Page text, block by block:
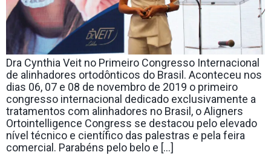
Dra Cynthia Veit no Primeiro Congresso Internacional
de alinhadores ortodônticos do Brasil. Aconteceu nos
dias 06, 07 e 08 de novembro de 2019 o primeiro
congresso internacional dedicado exclusivamente a
tratamentos com alinhadores no Brasil, o Aligners
Ortointelligence Congress se destacou pelo elevado
nível técnico e científico das palestras e pela feira
comercial. Parabéns pelo belo e […]